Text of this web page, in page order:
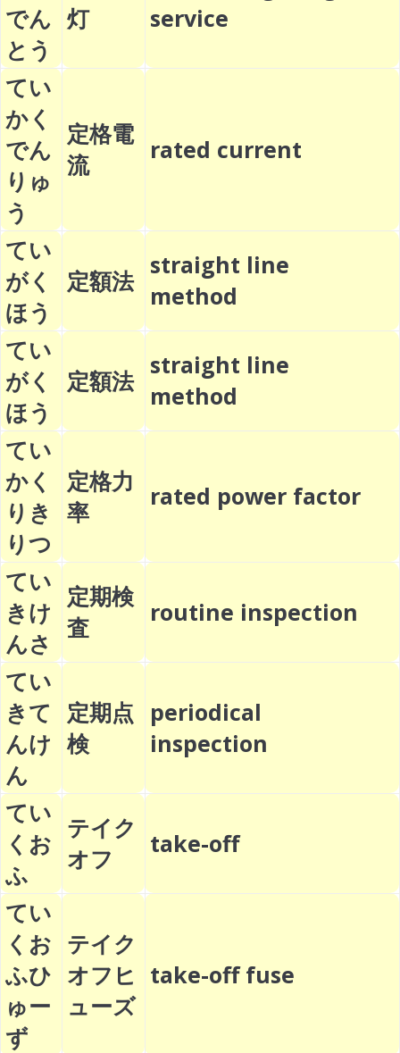
でん
とう
灯
service
てい
かく
でん
りゅ
う
定格電
流
rated current
てい
がく
ほう
定額法
straight line
method
てい
がく
ほう
定額法
straight line
method
てい
かく
りき
りつ
定格力
率
rated power factor
てい
きけ
んさ
定期検
査
routine inspection
てい
きて
んけ
ん
定期点
検
periodical
inspection
てい
くお
ふ
テイク
オフ
take-off
てい
くお
ふひ
ゅー
ず
テイク
オフヒ
ューズ
take-off fuse